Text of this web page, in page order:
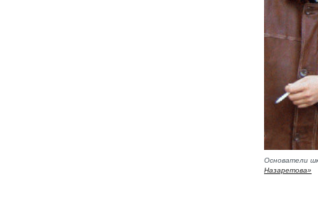
Основатели
Назаретова»